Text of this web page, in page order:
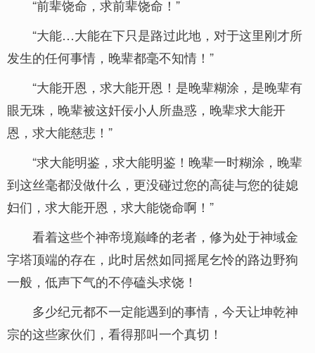
“前辈饶命，求前辈饶命！”
“大能…大能在下只是路过此地，对于这里刚才所
发生的任何事情，晚辈都毫不知情！”
“大能开恩，求大能开恩！是晚辈糊涂，是晚辈有
眼无珠，晚辈被这奸佞小人所蛊惑，晚辈求大能开
恩，求大能慈悲！”
“求大能明鉴，求大能明鉴！晚辈一时糊涂，晚辈
到这丝毫都没做什么，更没碰过您的高徒与您的徒媳
妇们，求大能开恩，求大能饶命啊！”
看着这些个神帝境巅峰的老者，修为处于神域金
字塔顶端的存在，此时居然如同摇尾乞怜的路边野狗
一般，低声下气的不停磕头求饶！
多少纪元都不一定能遇到的事情，今天让坤乾神
宗的这些家伙们，看得那叫一个真切！